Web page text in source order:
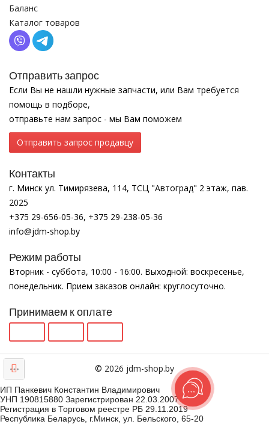
Баланс
Каталог товаров
Отправить запрос
Если Вы не нашли нужные запчасти, или Вам требуется
помощь в подборе,
отправьте нам запрос - мы Вам поможем
Отправить запрос продавцу
Контакты
г. Минск ул. Тимирязева, 114, ТСЦ "Автоград" 2 этаж, пав.
2025
+375 29-656-05-36, +375 29-238-05-36
info@jdm-shop.by
Режим работы
Вторник - суббота, 10:00 - 16:00. Выходной: воскресенье,
понедельник. Прием заказов онлайн: круглосуточно.
Принимаем к оплате
© 2026 jdm-shop.by
ИП Панкевич Константин Владимирович
УНП 190815880 Зарегистрирован 22.03.2007
Регистрация в Торговом реестре РБ 29.11.2019
Республика Беларусь, г.Минск, ул. Бельского, 65-20